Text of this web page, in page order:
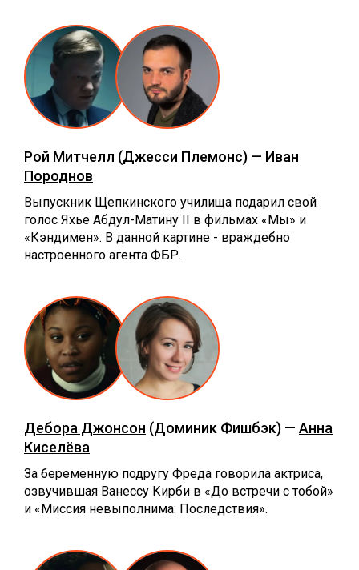
Рой Митчелл (Джесси Племонс) — Иван
Породнов
Выпускник Щепкинского училища подарил свой
голос Яхье Абдул-Матину II в фильмах «Мы» и
«Кэндимен». В данной картине - враждебно
настроенного агента ФБР.
Дебора Джонсон (Доминик Фишбэк) — Анна
Киселёва
За беременную подругу Фреда говорила актриса,
озвучившая Ванессу Кирби в «До встречи с тобой»
и «Миссия невыполнима: Последствия».